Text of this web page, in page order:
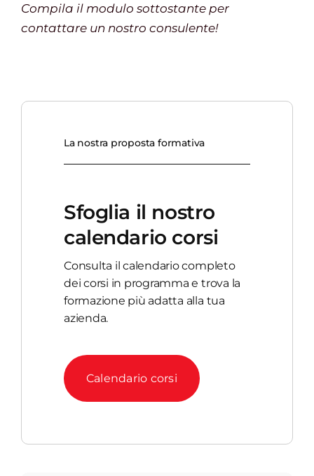
Compila il modulo sottostante per
contattare un nostro consulente!
La nostra proposta formativa
Sfoglia il nostro
calendario corsi
Consulta il calendario completo
dei corsi in programma e trova la
formazione più adatta alla tua
azienda.
Calendario corsi